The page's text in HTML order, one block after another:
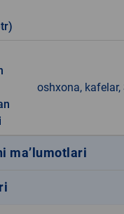
oshxona,
ma’lumotlari